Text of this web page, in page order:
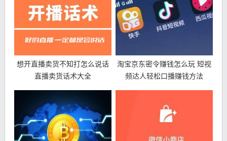
想开直播卖货不知打怎么说话
直播卖货话术大全
淘宝京东密令赚钱怎么玩 短视
频达人轻松口播赚钱方法